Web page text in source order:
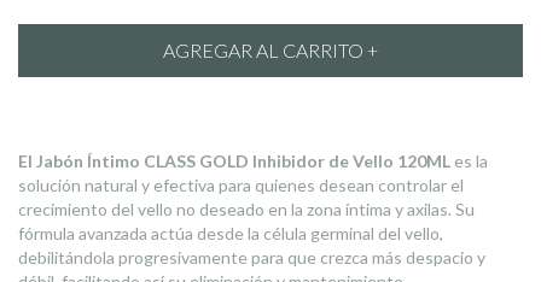
El Jabón Íntimo CLASS GOLD Inhibidor de Vello 120ML es la
solución natural y efectiva para quienes desean controlar el
crecimiento del vello no deseado en la zona íntima y axilas. Su
fórmula avanzada actúa desde la célula germinal del vello,
debilitándola progresivamente para que crezca más despacio y